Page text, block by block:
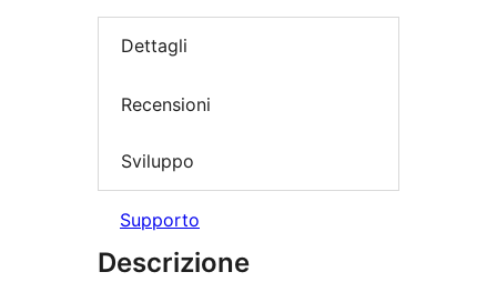
Dettagli
Recensioni
Sviluppo
Supporto
Descrizione